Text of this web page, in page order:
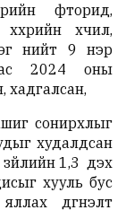
фторид,
хүчил,
нийт 9 нэр
2024 оны
хадгалсан,
сонирхлыг
худалдсан
зүйлийн 1,3 дэх
хууль бус
дүгнэлт